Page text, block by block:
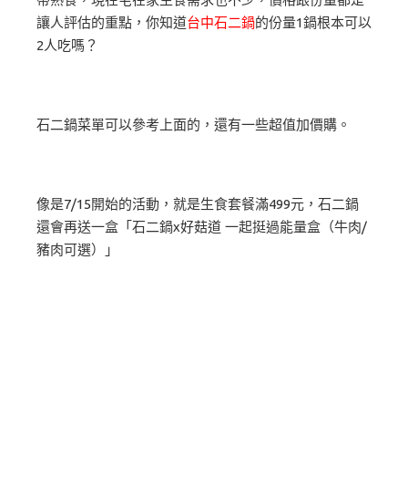
讓人評估的重點，你知道台中石二鍋的份量1鍋根本可以
2人吃嗎？
石二鍋菜單可以參考上面的，還有一些超值加價購。
像是7/15開始的活動，就是生食套餐滿499元，石二鍋
還會再送一盒「石二鍋x好菇道 一起挺過能量盒（牛肉/
豬肉可選）」